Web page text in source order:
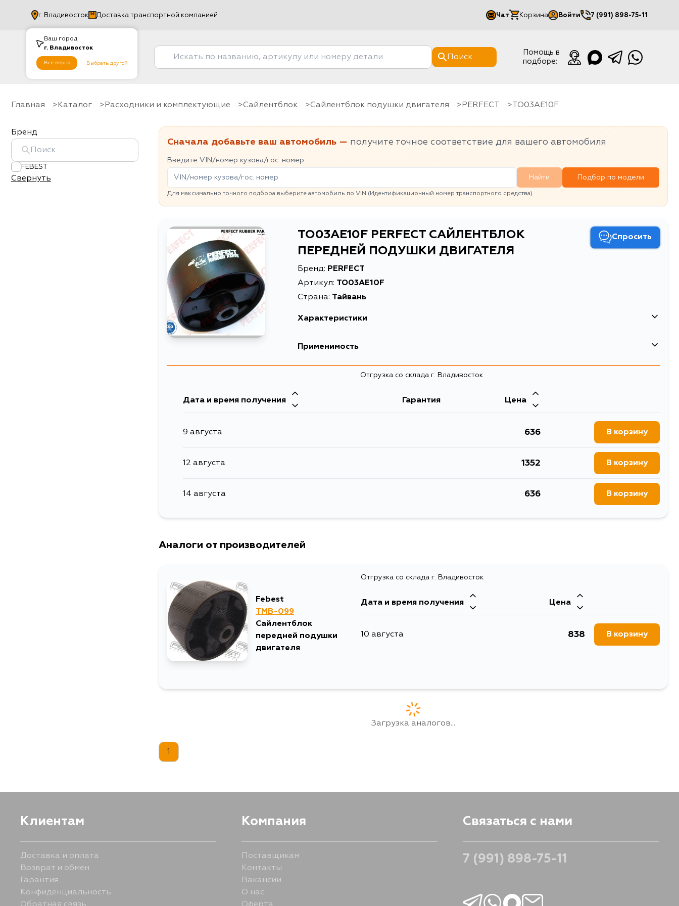
Ваш город
г. Владивосток
Все верно Выбрать другой
г. Владивосток Доставка транспортной компанией Чат Корзина Войти
Мой кабинет
7 (991) 898-75-11
Поиск
Помощь в
подборе:
Главная Каталог Расходники и комплектующие Сайлентблок Сайлентблок подушки двигателя PERFECT TO03AE10F
Бренд
FEBEST
Свернуть
Сначала добавьте ваш автомобиль — получите точное соответствие для вашего автомобиля
Введите VIN/номер кузова/гос. номер
Найти
Для максимально точного подбора выберите автомобиль по VIN (Идентификационный номер транспортного средства).
Подбор по модели
TO03AE10F PERFECT САЙЛЕНТБЛОК
ПЕРЕДНЕЙ ПОДУШКИ ДВИГАТЕЛЯ
Спросить
Бренд: PERFECT
Артикул: TO03AE10F
Страна: Тайвань
Характеристики
Высота упаковки, мм
0.332
0.346788
Применимость
Двигатель
AE100, AE101, AE104, EE100, EE101, EE102, EE103, EE104, EE105, EE106,
5AFE, 3E, 2E, 4AFE, 5EFE, 4EFE, 4AF
Отгрузка со склада г. Владивосток
Дата и время получения Гарантия Цена
9 августа 636 В корзину
12 августа 1352 В корзину
14 августа 636 В корзину
Аналоги от производителей
Febest
TMB-099
Сайлентблок
передней подушки
двигателя
Отгрузка со склада г. Владивосток
Дата и время получения Цена
10 августа 838 В корзину
Загрузка аналогов...
1
Клиентам
Доставка и оплата
Возврат и обмен
Гарантия
Конфиденциальность
Компания
Поставщикам
Контакты
Вакансии
О нас
Связаться с нами
7 (991) 898-75-11